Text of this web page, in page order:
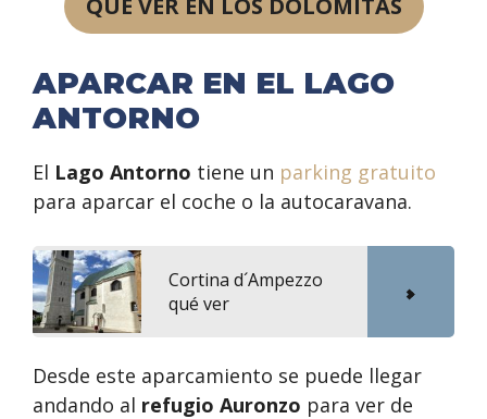
QUÉ VER EN LOS DOLOMITAS
APARCAR EN EL LAGO
ANTORNO
El Lago Antorno tiene un parking gratuito
para aparcar el coche o la autocaravana.
Cortina d´Ampezzo
qué ver
Desde este aparcamiento se puede llegar
andando al refugio Auronzo para ver de